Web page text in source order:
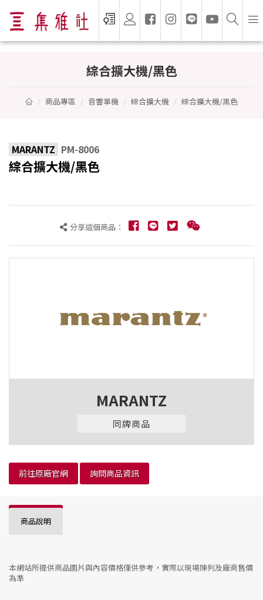
綜合擴大機/黑色
商品專區 音響單機 綜合擴大機 綜合擴大機/黑色
MARANTZ PM-8006
綜合擴大機/黑色
分享這個商品：
MARANTZ
同牌商品
前往原廠官網 詢問商品資訊
商品說明
本網站所提供商品圖片與內容價格僅供參考，實際以現場陳列及廠商售價
為準